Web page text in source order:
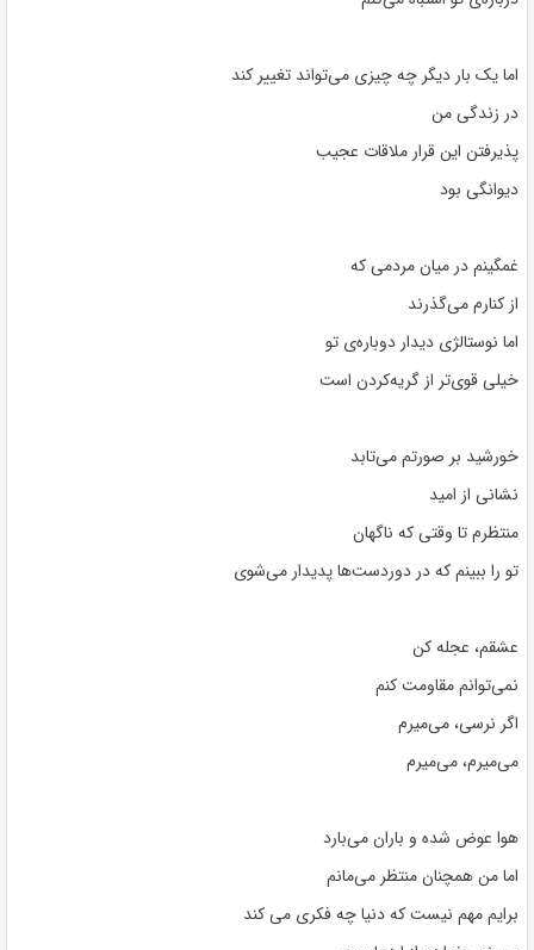
اما یک بار دیگر چه چیزی می‌تواند تغییر کند
در زندگی من
پذیرفتن این قرار ملاقات عجیب
دیوانگی بود
غمگینم در میان مردمی که
از کنارم می‌گذرند
اما نوستالژی دیدار دوباره‌ی تو
خیلی قوی‌تر از گریه‌کردن است
خورشید بر صورتم می‌تابد
نشانی از امید
منتظرم تا وقتی که ناگهان
تو را ببینم که در دوردست‌ها پدیدار می‌شوی
عشقم، عجله کن
نمی‌توانم مقاومت کنم
اگر نرسی، می‌میرم
می‌میرم، می‌میرم
هوا عوض شده و باران می‌بارد
اما من همچنان منتظر می‌مانم
برایم مهم نیست که دنیا چه فکری می کند